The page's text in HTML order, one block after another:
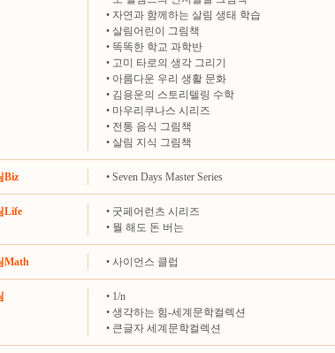
• 자연과 함께하는 살림 생태 학습
• 살림어린이 그림책
• 똑똑한 학교 과학반
• 고미 타로의 생각 그리기
• 아름다운 우리 생활 문화
• 김용운의 스토리텔링 수학
• 마우리쿠나스 시리즈
• 전통 음식 그림책
• 살림 지식 그림책
Biz • Seven Days Master Series
Life • 굿페어런츠 시리즈
• 뭘 해도 돈 버는
Math • 사이언스 클럽
• 1/n
• 생각하는 힘-세계문학컬렉션
• 큰글자 세계문학컬렉션